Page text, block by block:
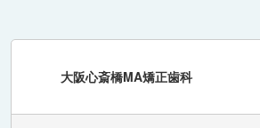
大阪心斎橋MA矯正歯科